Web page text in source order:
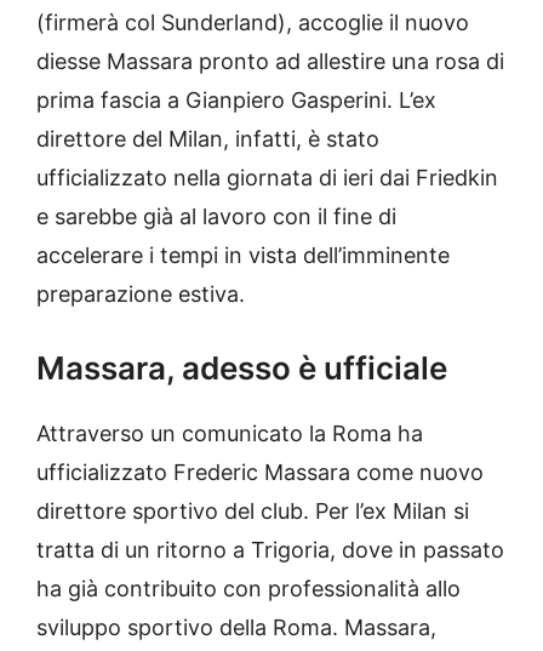
(firmerà col Sunderland), accoglie il nuovo
diesse Massara pronto ad allestire una rosa di
prima fascia a Gianpiero Gasperini. L’ex
direttore del Milan, infatti, è stato
ufficializzato nella giornata di ieri dai Friedkin
e sarebbe già al lavoro con il fine di
accelerare i tempi in vista dell’imminente
preparazione estiva.
Massara, adesso è ufficiale
Attraverso un comunicato la Roma ha
ufficializzato Frederic Massara come nuovo
direttore sportivo del club. Per l’ex Milan si
tratta di un ritorno a Trigoria, dove in passato
ha già contribuito con professionalità allo
sviluppo sportivo della Roma. Massara,